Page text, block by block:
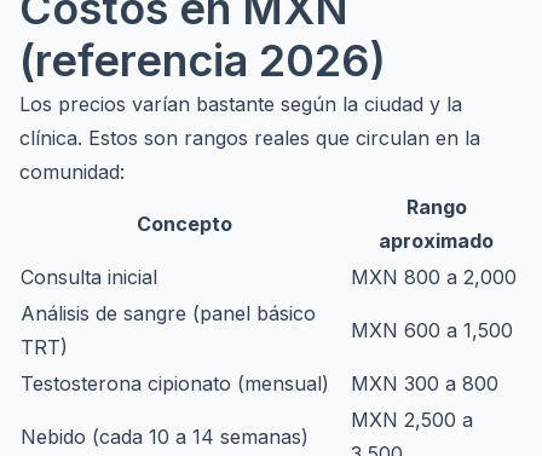
(referencia 2026)
Los precios varían bastante según la ciudad y la
clínica. Estos son rangos reales que circulan en la
comunidad:
Concepto
Rango
aproximado
Consulta inicial
MXN 800 a 2,000
Análisis de sangre (panel básico
TRT)
MXN 600 a 1,500
Testosterona cipionato (mensual) MXN 300 a 800
Nebido (cada 10 a 14 semanas)
MXN 2,500 a